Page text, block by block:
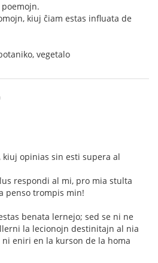
kiuj ĉiam estas influata de
vegetalo
kiuj opinias sin esti supera al
respondi al mi, pro mia stulta
penso trompis min!
benata lernejo; sed se ni ne
la lecionojn destinitajn al nia
eniri en la kurson de la homa